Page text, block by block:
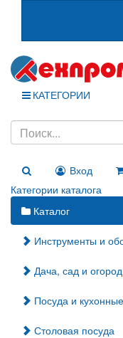
КАТЕГОРИИ
Вход
Категории каталога
Каталог
Инструменты и
Дача, сад и огород
Посуда и
Столовая посуда